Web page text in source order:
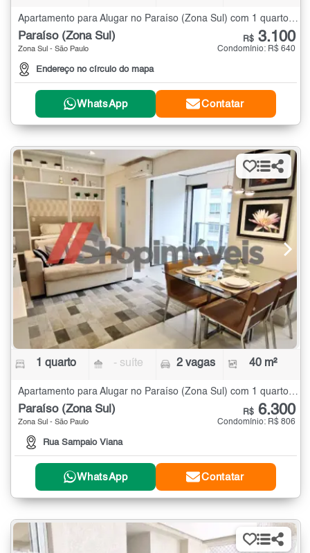
Apartamento para Alugar no Paraíso (Zona Sul) com 1 quarto - 21 m²
Paraíso (Zona Sul)
Zona Sul - São Paulo
Endereço no círculo do mapa
R$ 3.100
Condomínio: R$ 640
WhatsApp Contatar
1 quarto - suíte 2 vagas 40 m²
Apartamento para Alugar no Paraíso (Zona Sul) com 1 quarto - 40 m²
Paraíso (Zona Sul)
Zona Sul - São Paulo
Rua Sampaio Viana
R$ 6.300
Condomínio: R$ 806
WhatsApp Contatar